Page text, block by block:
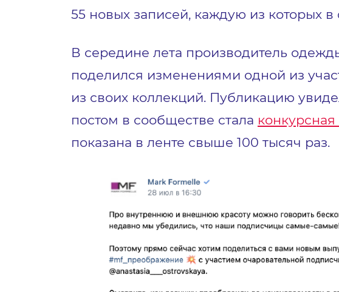
55 новых записей, каждую из которых
В середине лета производитель
поделился изменениями одной из
из своих коллекций. Публикацию
постом в сообществе стала конкурсная
показана в ленте свыше 100 тысяч раз.